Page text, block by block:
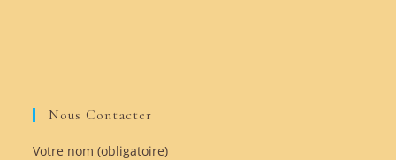
Nous Contacter
Votre nom (obligatoire)